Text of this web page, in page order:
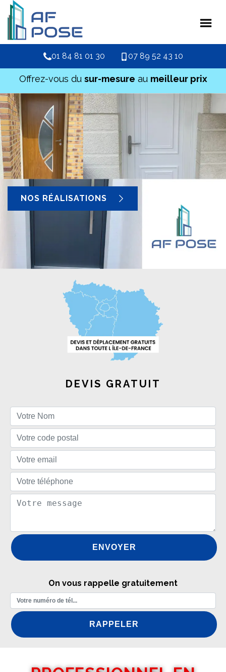
01 84 81 01 30 07 89 52 43 10
Offrez-vous du sur-mesure au meilleur prix
NOS RÉALISATIONS
DEVIS GRATUIT
On vous rappelle gratuitement